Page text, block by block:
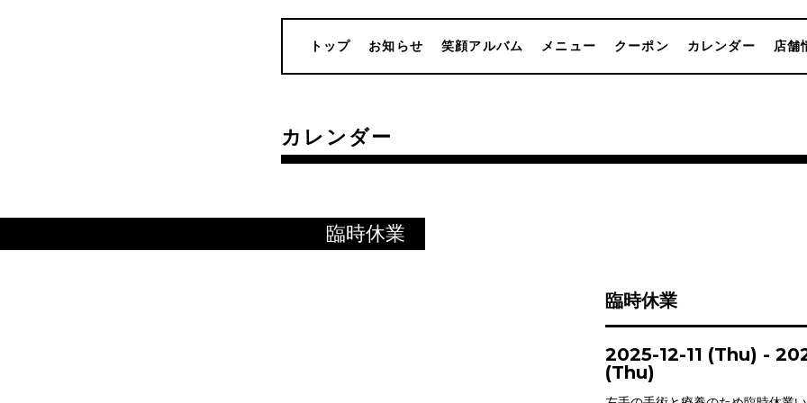
トップ お知らせ 笑顔アルバム メニュー クーポン カレンダー 店舗
カレンダー
臨時休業
臨時休業
2025-12-11 (Thu) -
(Thu)